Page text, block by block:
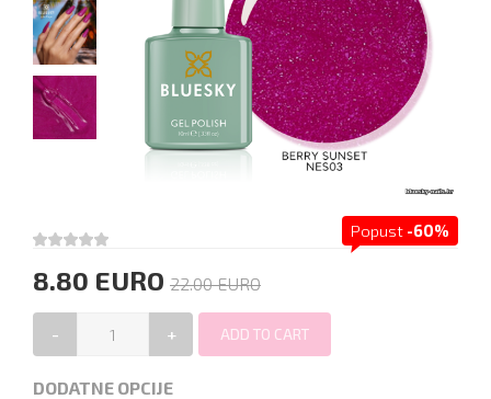
Popust -60%
8.80 EURO 22.00 EURO
- +
DODATNE OPCIJE